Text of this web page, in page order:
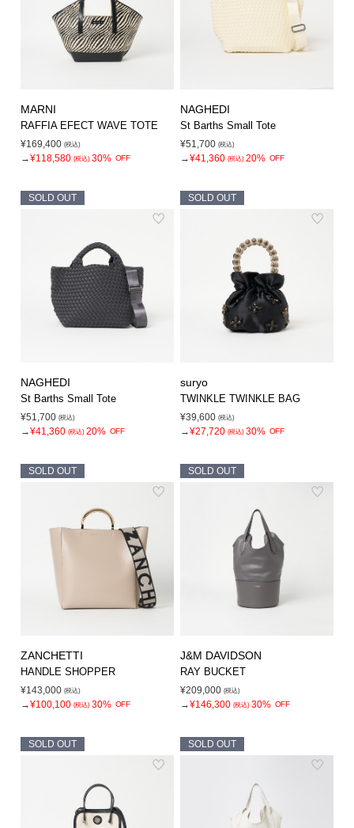
MARNI
RAFFIA EFECT WAVE TOTE
¥169,400 (税込)
→¥118,580 (税込) 30% OFF
NAGHEDI
St Barths Small Tote
¥51,700 (税込)
→¥41,360 (税込) 20% OFF
SOLD OUT
NAGHEDI
St Barths Small Tote
¥51,700 (税込)
→¥41,360 (税込) 20% OFF
SOLD OUT
suryo
TWINKLE TWINKLE BAG
¥39,600 (税込)
→¥27,720 (税込) 30% OFF
SOLD OUT
ZANCHETTI
HANDLE SHOPPER
¥143,000 (税込)
→¥100,100 (税込) 30% OFF
SOLD OUT
J&M DAVIDSON
RAY BUCKET
¥209,000 (税込)
→¥146,300 (税込) 30% OFF
SOLD OUT SOLD OUT